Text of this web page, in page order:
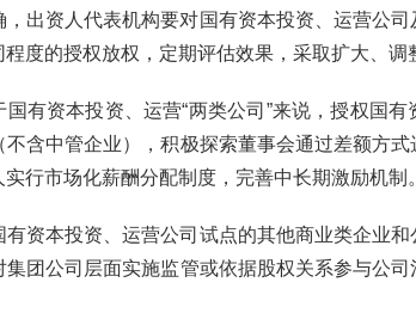
，出资人代表机构要对国有资本投资、运营公
度的授权放权，定期评估效果，采取扩大、调
国有资本投资、运营“两类公司 ”来说，授权国有
不含中管企业），积极探索董事会通过差额方
行市场化薪酬分配制度，完善中长期激励机制。
资本投资、运营公司试点的其他商业类企业
集团公司层面实施监管或依据股权关系参与公